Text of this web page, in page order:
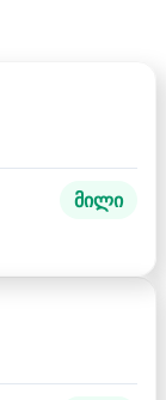
მილი